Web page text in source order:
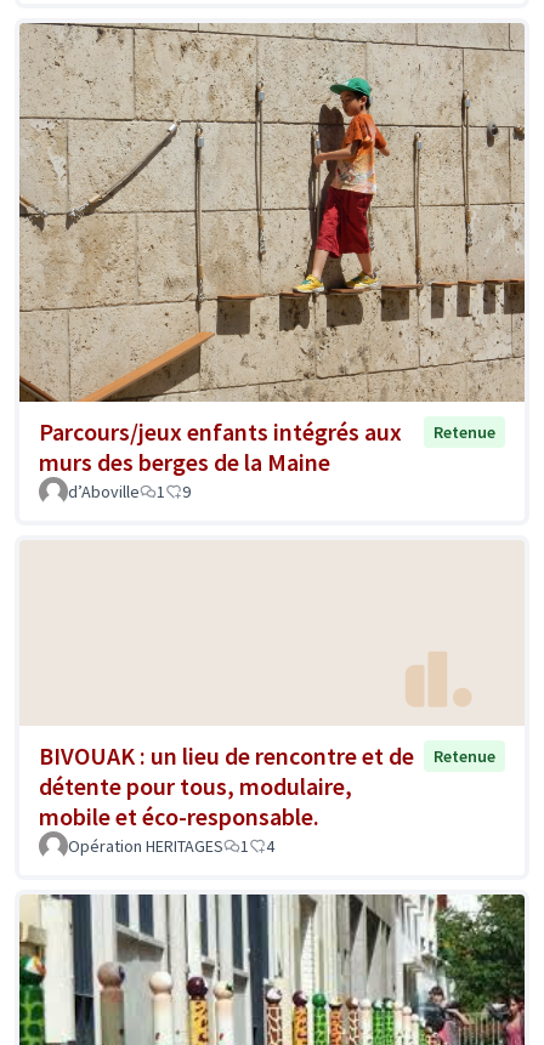
Parcours/jeux enfants intégrés aux
murs des berges de la Maine
Retenue
d’Aboville 1 9
BIVOUAK : un lieu de rencontre et de
détente pour tous, modulaire,
mobile et éco-responsable.
Retenue
Opération HERITAGES 1 4